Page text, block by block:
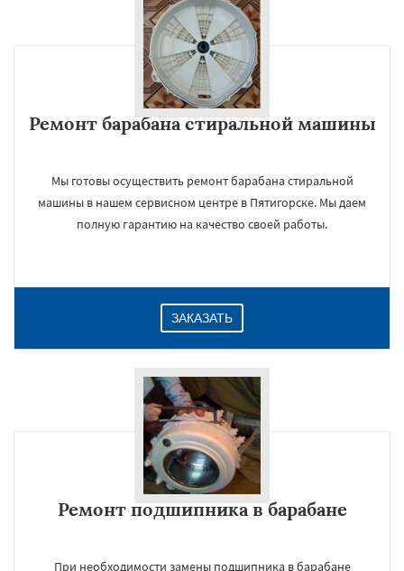
Ремонт барабана стиральной машины
Мы готовы осуществить ремонт барабана стиральной
машины в нашем сервисном центре в Пятигорске. Мы даем
полную гарантию на качество своей работы.
ЗАКАЗАТЬ
Ремонт подшипника в барабане
При необходимости замены подшипника в барабане